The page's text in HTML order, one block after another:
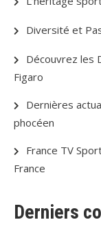
Diversité et
Découvrez les
Figaro
Dernières
phocéen
France TV
France
Derniers